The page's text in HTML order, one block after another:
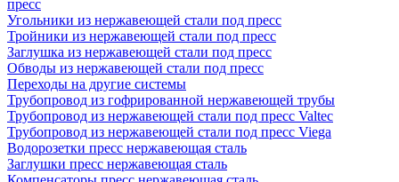
пресс
Угольники из нержавеющей стали под пресс
Тройники из нержавеющей стали под пресс
Заглушка из нержавеющей стали под пресс
Обводы из нержавеющей стали под пресс
Переходы на другие системы
Трубопровод из гофрированной нержавеющей трубы
Трубопровод из нержавеющей стали под пресс Valtec
Трубопровод из нержавеющей стали под пресс Viega
Водорозетки пресс нержавеющая сталь
Заглушки пресс нержавеющая сталь